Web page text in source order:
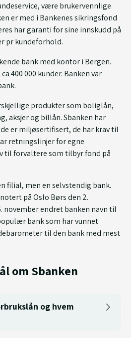
være brukervennlige
er med i Bankenes sikringsfond
har garanti for sine innskudd på
pr kundeforhold.
bank med kontor i Bergen.
400 000 kunder. Banken var
produkter som boliglån,
aksjer og billån. Sbanken har
er miljøsertifisert, de har krav til
retningslinjer for egne
til forvaltere som tilbyr fond på
filial, men en selvstendig bank.
på Oslo Børs den 2.
november endret banken navn til
bank som har vunnet
til den bank med mest
om Sbanken
og hvem